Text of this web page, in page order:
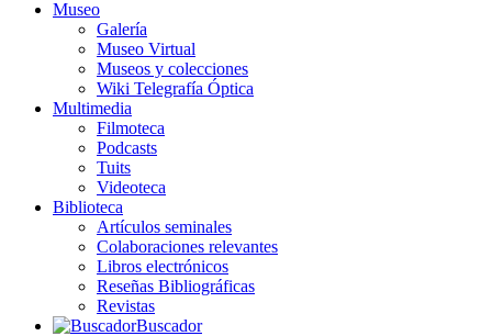
Museo
Galería
Museo Virtual
Museos y colecciones
Wiki Telegrafía Óptica
Multimedia
Filmoteca
Podcasts
Tuits
Videoteca
Biblioteca
Artículos seminales
Colaboraciones relevantes
Libros electrónicos
Reseñas Bibliográficas
Revistas
Buscador